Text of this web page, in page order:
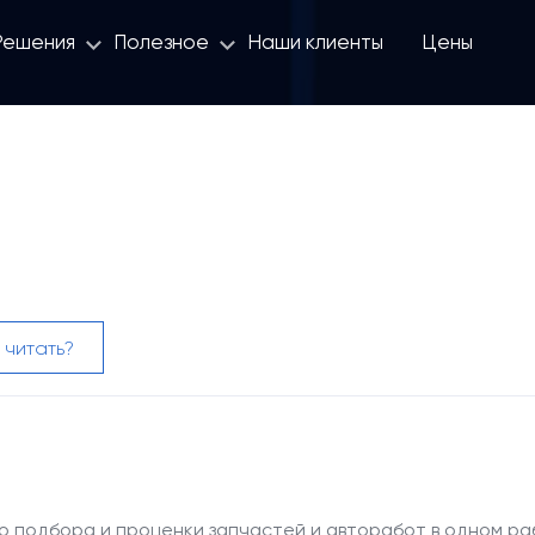
8 800 100
Полезное Наши клиенты Цены
подбора и проценки запчастей и авторабот в одном